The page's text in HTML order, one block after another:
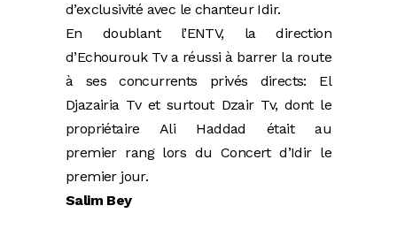
d’exclusivité avec le chanteur Idir.
En doublant l’ENTV, la direction
d’Echourouk Tv a réussi à barrer la route
à ses concurrents privés directs: El
Djazairia Tv et surtout Dzair Tv, dont le
propriétaire Ali Haddad était au
premier rang lors du Concert d’Idir le
premier jour.
Salim Bey